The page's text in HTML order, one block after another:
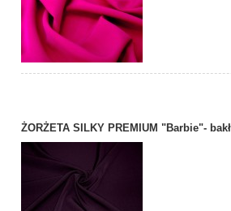
ŻORŻETA SILKY PREMIUM "Barbie"-